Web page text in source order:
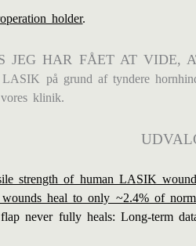
holder.
JEG HAR FÅET AT VIDE,
på grund af tyndere
klinik.
strength of human LASIK
heal to only ~2.4% of
never fully heals: Long-term